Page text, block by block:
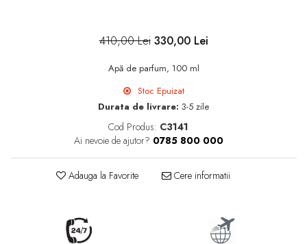
410,00 Lei 330,00 Lei
Apă de parfum, 100 ml
Stoc Epuizat
Durata de livrare: 3-5 zile
Cod Produs: C3141
Ai nevoie de ajutor? 0785 800 000
Adauga la Favorite Cere informatii